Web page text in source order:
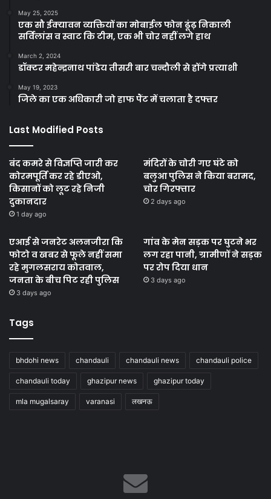
May 25, 2025
एक सौ ईक्यावन व्यक्तियों का मोबाईल फोन ढूंढ़ निकाली
सर्विलांस व स्वाट कि टीम, एक भी चोर नहीं लगे हाथ
March 2, 2024
डॉक्टर महेन्द्रनाथ पांडेय तीसरी बार चन्दौली से होंगे प्रत्याशी
May 19, 2023
जिले का एक अधिकारी जो हाफ पैंट में चलाता है दफ्तर
Last Modified Posts
बंद कमरे से विज्ञप्ति जारी कर
कोरमपूर्ति कर रहे डीएओ,
किसानों को लूट रहे निजी
दुकानदार
1 day ago
मंदिरों के चोरी गए घंटे को
बलुआ पुलिस ने किया बरामद,
चोर गिरफ्तार
2 days ago
एआई से जनरेट अलनजीरा कि
फोटो व खबर से फूले नहीं समा
रहे मुगलसराय कोतवाल,
जनता के बीच पिट रही पुलिस
3 days ago
गांव के मेन सड़क पर घुटने भर
लग रहा पानी, ग्रामीणों ने सड़क
पर रोप दिया धान
3 days ago
Tags
bhdohi news chandauli chandauli news chandauli police
chandauli today ghazipur news ghazipur today
mla mugalsaray varanasi लखनऊ